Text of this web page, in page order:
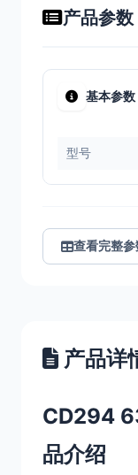
产品参数
基本参数
型号
查看完整
产品详
CD294
品介绍